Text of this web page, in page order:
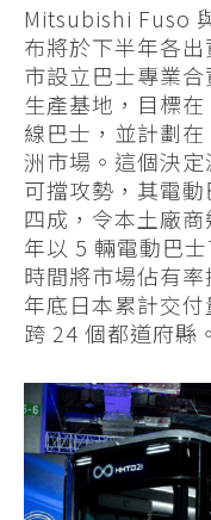
Mitsubishi Fuso
布將於下半年各
市設立巴士專業
生產基地，目標
線巴士，並計劃
洲市場。這個決
可擋攻勢，其電
四成，令本土廠
年以 5 輛電動巴
時間將市場佔有
年底日本累計交
跨 24 個都道府縣。